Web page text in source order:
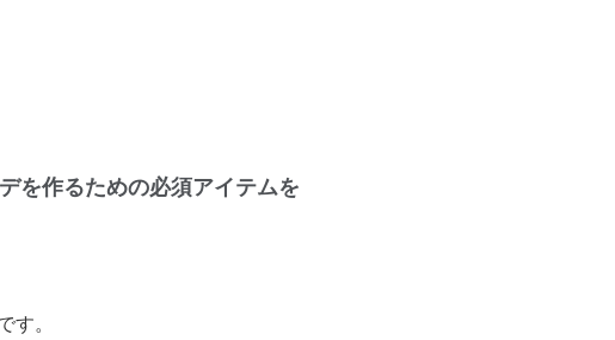
を作るための必須アイテムを
。